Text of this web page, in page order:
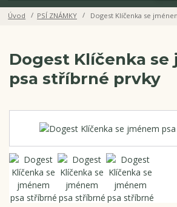
Úvod PSÍ ZNÁMKY Dogest Klíčenka se
Dogest Klíčenka se
psa stříbrné prvky